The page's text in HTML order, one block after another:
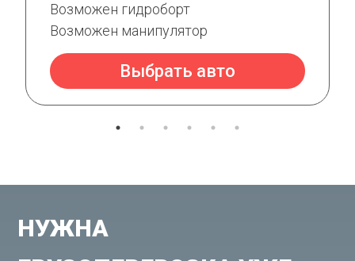
Возможен гидроборт
Возможен манипулятор
Выбрать авто
НУЖНА